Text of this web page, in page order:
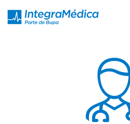
Especialidades y Servicios